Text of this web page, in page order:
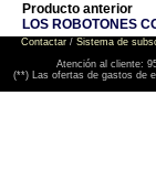
Producto anterior
LOS ROBOTONES
Contactar/ Sistema de
Atención al cliente:
(**) Las ofertas de gastos de